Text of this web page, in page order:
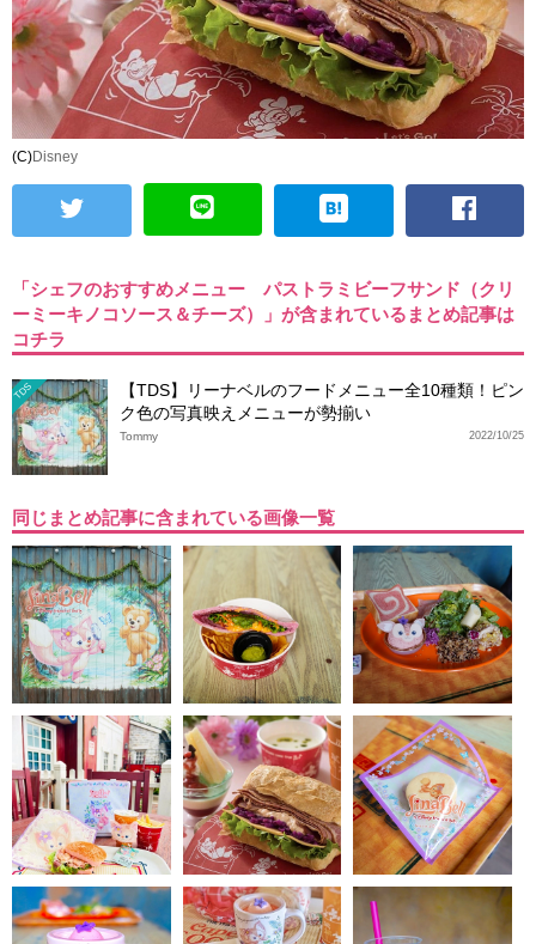
(C)Disney
「シェフのおすすめメニュー パストラミビーフサンド（クリ
ーミーキノコソース＆チーズ）」が含まれているまとめ記事は
コチラ
TDS
【TDS】リーナベルのフードメニュー全10種類！ピン
ク色の写真映えメニューが勢揃い
2022/10/25
Tommy
同じまとめ記事に含まれている画像一覧